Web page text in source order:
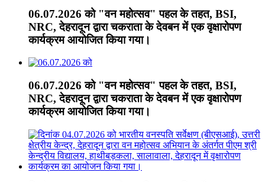
06.07.2026 को "वन महोत्सव" पहल के तहत, BSI,
NRC, देहरादून द्वारा चकराता के देवबन में एक वृक्षारोपण
कार्यक्रम आयोजित किया गया।
06.07.2026 को "वन महोत्सव" पहल के तहत, BSI,
NRC, देहरादून द्वारा चकराता के देवबन में एक वृक्षारोपण
कार्यक्रम आयोजित किया गया।